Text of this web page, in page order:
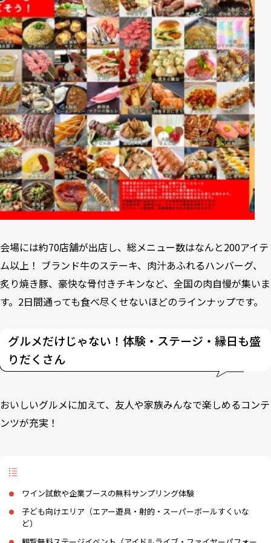
会場には約70店舗が出店し、総メニュー数はなんと200アイテ
ム以上！ ブランド牛のステーキ、肉汁あふれるハンバーグ、
炙り焼き豚、豪快な骨付きチキンなど、全国の肉自慢が集いま
す。2日間通っても食べ尽くせないほどのラインナップです。
グルメだけじゃない！体験・ステージ・縁日も盛
りだくさん
おいしいグルメに加えて、友人や家族みんなで楽しめるコンテ
ンツが充実！
ワイン試飲や企業ブースの無料サンプリング体験
子ども向けエリア（エアー遊具・射的・スーパーボールすくいな
ど）